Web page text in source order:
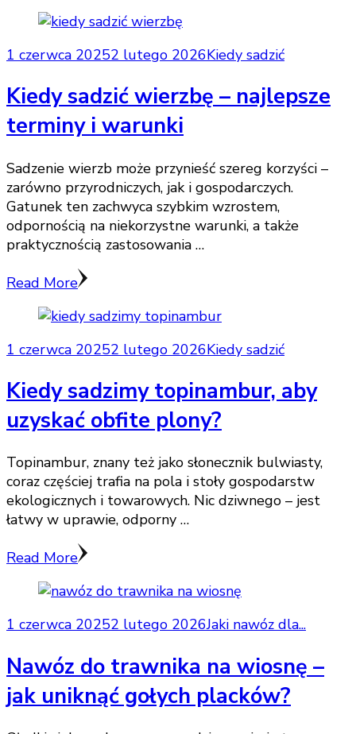
1 czerwca 20252 lutego 2026Kiedy sadzić
Kiedy sadzić wierzbę – najlepsze
terminy i warunki
Sadzenie wierzb może przynieść szereg korzyści –
zarówno przyrodniczych, jak i gospodarczych.
Gatunek ten zachwyca szybkim wzrostem,
odpornością na niekorzystne warunki, a także
praktycznością zastosowania …
Read More
1 czerwca 20252 lutego 2026Kiedy sadzić
Kiedy sadzimy topinambur, aby
uzyskać obfite plony?
Topinambur, znany też jako słonecznik bulwiasty,
coraz częściej trafia na pola i stoły gospodarstw
ekologicznych i towarowych. Nic dziwnego – jest
łatwy w uprawie, odporny …
Read More
1 czerwca 20252 lutego 2026Jaki nawóz dla...
Nawóz do trawnika na wiosnę –
jak uniknąć gołych placków?